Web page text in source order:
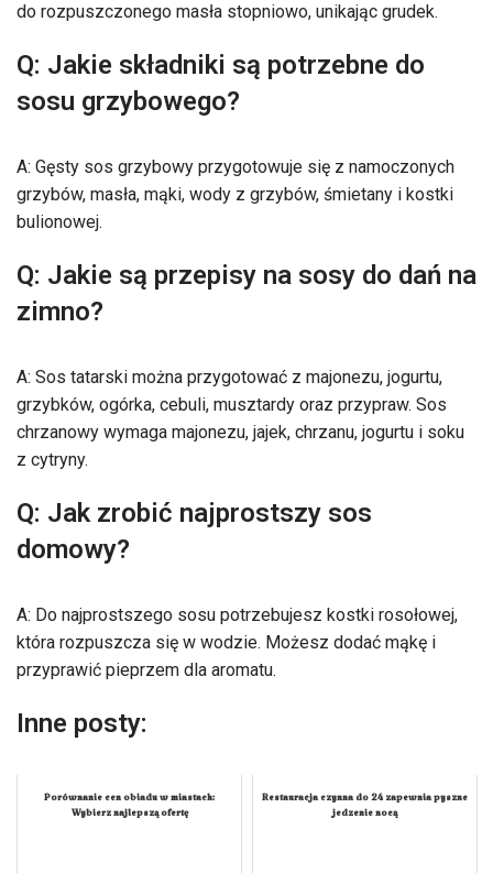
do rozpuszczonego masła stopniowo, unikając grudek.
Q: Jakie składniki są potrzebne do
sosu grzybowego?
A: Gęsty sos grzybowy przygotowuje się z namoczonych
grzybów, masła, mąki, wody z grzybów, śmietany i kostki
bulionowej.
Q: Jakie są przepisy na sosy do dań na
zimno?
A: Sos tatarski można przygotować z majonezu, jogurtu,
grzybków, ogórka, cebuli, musztardy oraz przypraw. Sos
chrzanowy wymaga majonezu, jajek, chrzanu, jogurtu i soku
z cytryny.
Q: Jak zrobić najprostszy sos
domowy?
A: Do najprostszego sosu potrzebujesz kostki rosołowej,
która rozpuszcza się w wodzie. Możesz dodać mąkę i
przyprawić pieprzem dla aromatu.
Inne posty:
Porównanie cen obiadu w miastach:
Wybierz najlepszą ofertę
Restauracja czynna do 24 zapewnia pyszne
jedzenie nocą